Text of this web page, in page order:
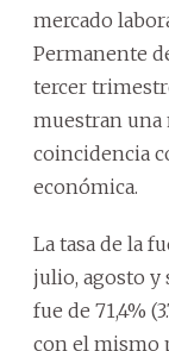
mercado
Permanente
tercer
muestran una
coincidencia
económica.
La tasa de la
julio, agosto y
fue de 71,4%
con el mismo